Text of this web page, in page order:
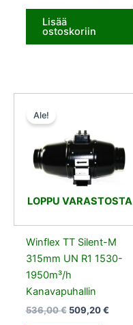
Lisää
ostoskoriin
LOPPU VARASTOSTA
Ale!
Winflex TT Silent-M
315mm UN R1 1530-
1950m³/h
Kanavapuhallin
536,00€
536,00 €.
509,20€